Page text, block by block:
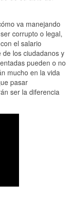
va manejando
corrupto o legal,
el salario
los ciudadanos y
pueden o no
mucho en la vida
pasar
ser la diferencia